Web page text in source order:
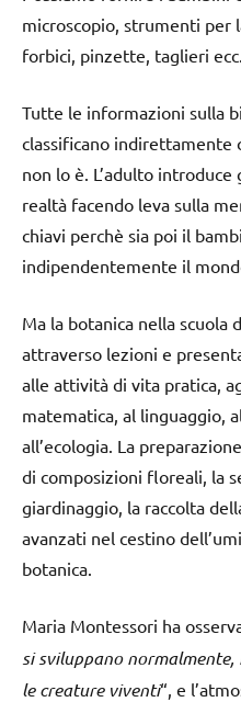
microscopio, strumenti per
forbici, pinzette, taglieri ecc.
Tutte le informazioni sulla
classificano indirettamente
non lo è. L’adulto
realtà facendo leva sulla
chiavi perchè sia poi il
indipendentemente il
Ma la botanica nella scuola
attraverso lezioni e
alle attività di vita pratica,
matematica, al linguaggio,
all’ecologia. La
di composizioni floreali, la
giardinaggio, la raccolta
avanzati nel cestino
botanica.
Maria Montessori ha
si sviluppano
le creature viventi“, e